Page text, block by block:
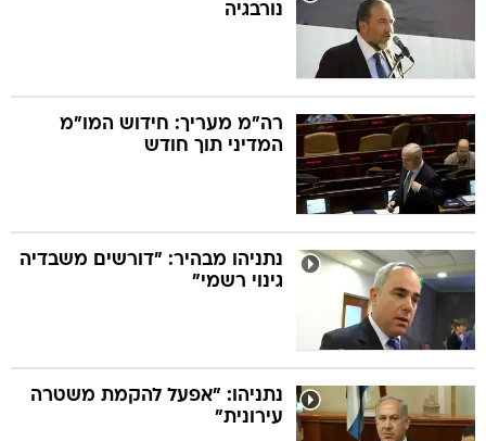
נורבגיה
רה"מ מעריך: חידוש המו"מ
המדיני תוך חודש
נתניהו מבהיר: "דורשים משבדיה
גינוי רשמי"
נתניהו: "אפעל להקמת משטרה
עירונית"